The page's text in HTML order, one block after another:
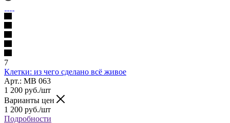
7
Клетки: из чего сделано всё живое
Арт.: МВ 063
1 200 руб./шт
Варианты цен
1 200 руб./шт
Подробности